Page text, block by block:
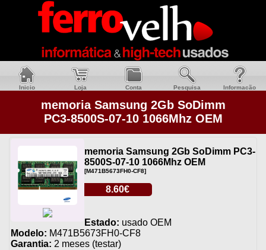
Inicio Loja Conta Pesquisa Informacão
memoria Samsung 2Gb SoDimm
PC3-8500S-07-10 1066Mhz OEM
memoria Samsung 2Gb SoDimm PC3-
8500S-07-10 1066Mhz OEM
[M471B5673FH0-CF8]
8.60€
Estado: usado OEM
Modelo: M471B5673FH0-CF8
Garantia: 2 meses (testar)